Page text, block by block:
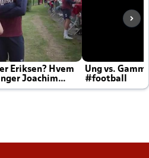
Eriksen? Hvem
Joachim
Ung vs.
#football